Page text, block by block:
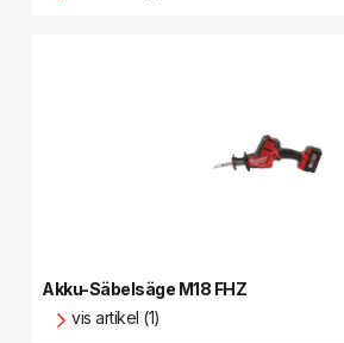
Akku-Säbelsäge M18 FHZ
vis artikel (1)